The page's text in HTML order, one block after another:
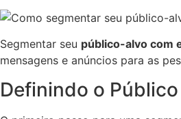
Segmentar seu público-alvo com
mensagens e anúncios para as
Definindo o